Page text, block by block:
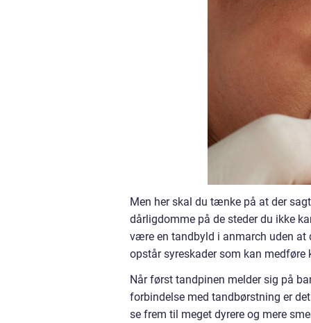
Men her skal du tænke på at der
dårligdomme på de steder du ikke
være en tandbyld i anmarch uden at
opstår syreskader som kan
Når først tandpinen melder sig på
forbindelse med tandbørstning er
se frem til meget dyrere og mere